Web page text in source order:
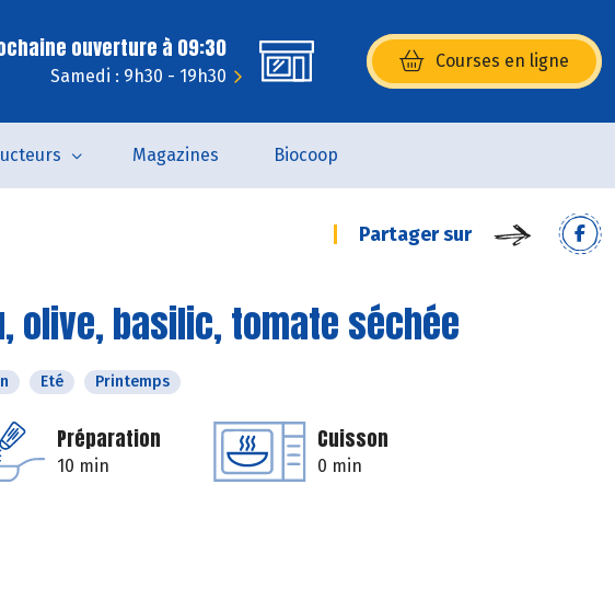
ouverture à 09:30
Samedi : 9h30 - 19h30
Courses en ligne
(s’ouvre dans une nouvelle
Magazines Biocoop
Partager sur
olive, basilic, tomate séchée
Eté Printemps
Préparation
10 min
Cuisson
0 min